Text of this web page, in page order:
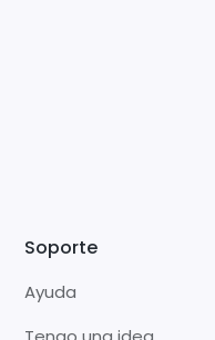
Soporte
Ayuda